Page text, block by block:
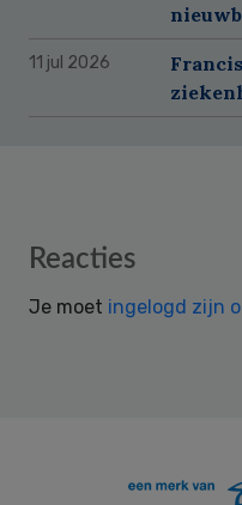
11 jul 2026
Reader
Reacties
Je moet ingelogd zijn